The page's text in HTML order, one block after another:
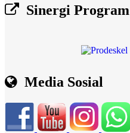
Sinergi Program
Media Sosial